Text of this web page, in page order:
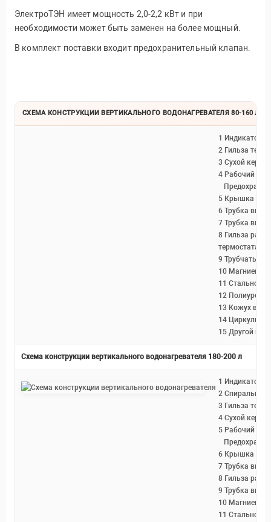
ЭлектроТЭН имеет мощность 2,0-2,2 кВт и при
необходимости может быть заменен на более мощный.
В комплект поставки входит предохранительный клапан.
СХЕМА КОНСТРУКЦИИ ВЕРТИКАЛЬНОГО ВОДОНАГРЕВАТЕЛЯ 80-160 Л
1 Индикатор
2 Гильза
3 Сухой
4 Рабочий
5 Крышка
6 Трубка
7 Трубка
8 Гильза
термостата
9 Трубчатый
10 Магниевый
11 Стальной
12
13 Кожух
14
15 Другой
Схема конструкции вертикального водонагревателя 180-200 л
1 Индикатор
2 Спиральный
3 Гильза
4 Сухой
5 Рабочий
6 Крышка
7 Трубка
8 Гильза
9 Трубка
10 Магниевый
11 Стальной